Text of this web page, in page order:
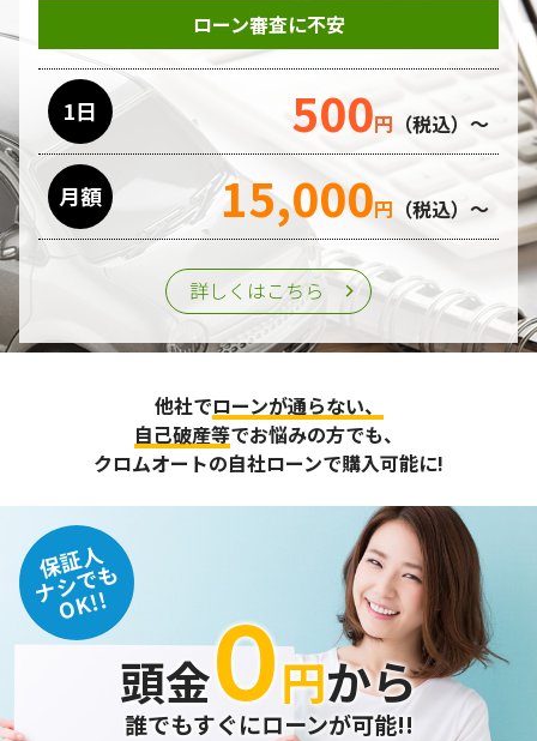
ローン審査に不安
1日 500円 （税込）～
月額 15,000円 （税込）～
詳しくはこちら
他社でローンが通らない、
自己破産等でお悩みの方でも、
クロムオートの自社ローンで購入可能に!
保証人
ナシでも
OK!!
頭金０円から
誰でもすぐにローンが可能!!